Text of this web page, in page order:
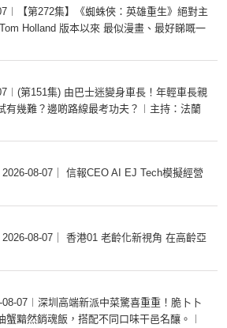
【第272集】《蜘蛛俠：英雄重生》絕對主
Holland 版本以來 最似漫畫、最好睇嘅一
第151集) 由巴士迷變身車長！年輕車長親
有幾難？邊啲路線最考功夫？︱主持：法蘭
2026-08-07｜ 信報CEO AI EJ Tech模擬經營
2026-08-07｜ 香港01 老齡化新視角 在高齡亞
08-07︱深圳高端新派中菜驚喜重重！脆卜卜
黯然銷魂飯，搭配不同口味干邑名釀。︱